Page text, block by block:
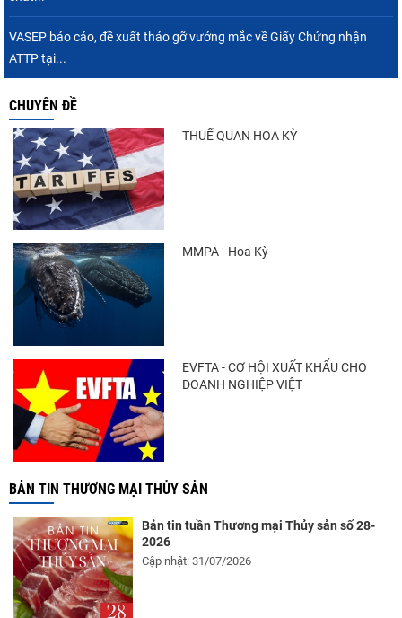
VASEP báo cáo, đề xuất tháo gỡ vướng mắc về Giấy Chứng nhận
ATTP tại...
CHUYÊN ĐỀ
THUẾ QUAN HOA KỲ
MMPA - Hoa Kỳ
EVFTA - CƠ HỘI XUẤT KHẨU CHO
DOANH NGHIỆP VIỆT
BẢN TIN THƯƠNG MẠI THỦY SẢN
Bản tin tuần Thương mại Thủy sản số 28-
2026
Cập nhật: 31/07/2026